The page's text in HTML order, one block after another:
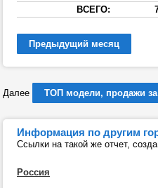
ВСЕГО:
Предыдущий месяц
Далее ТОП модели, продажи за
Информация по другим
Ссылки на такой же отчет,
Россия